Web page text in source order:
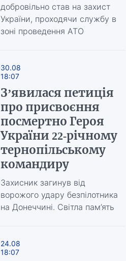
добровільно став на захист
України, проходячи службу в
зоні проведення АТО
30.08
18:07
З’явилася петиція
про присвоєння
посмертно Героя
України 22-річному
тернопільському
командиру
Захисник загинув від
ворожого удару безпілотника
на Донеччині. Світла пам’ять
24.08
18:07